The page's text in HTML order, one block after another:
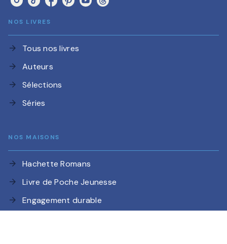
NOS LIVRES
arrow_forward Tous nos livres
arrow_forward Auteurs
arrow_forward Sélections
arrow_forward Séries
NOS MAISONS
arrow_forward Hachette Romans
arrow_forward Livre de Poche Jeunesse
arrow_forward Engagement durable